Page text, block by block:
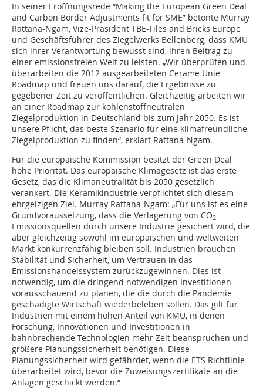
In seiner Eröffnungsrede “Making the European Green Deal
and Carbon Border Adjustments fit for SME” betonte Murray
Rattana-Ngam, Vize-Präsident TBE-Tiles and Bricks Europe
und Geschäftsführer des Ziegelwerks Bellenberg, dass KMU
sich ihrer Verantwortung bewusst sind, ihren Beitrag zu
einer emissionsfreien Welt zu leisten. „Wir überprüfen und
überarbeiten die 2012 ausgearbeiteten Cerame Unie
Roadmap und freuen uns darauf, die Ergebnisse zu
gegebener Zeit zu veröffentlichen. Gleichzeitig arbeiten wir
an einer Roadmap zur kohlenstoffneutralen
Ziegelproduktion in Deutschland bis zum Jahr 2050. Es ist
unsere Pflicht, das beste Szenario für eine klimafreundliche
Ziegelproduktion zu finden“, erklärt Rattana-Ngam.
Für die europäische Kommission besitzt der Green Deal
hohe Priorität. Das europäische Klimagesetz ist das erste
Gesetz, das die Klimaneutralität bis 2050 gesetzlich
verankert. Die Keramikindustrie verpflichtet sich diesem
ehrgeizigen Ziel. Murray Rattana-Ngam: „Für uns ist es eine
Grundvoraussetzung, dass die Verlagerung von CO2
Emissionsquellen durch unsere Industrie gesichert wird, die
aber gleichzeitig sowohl im europäischen und weltweiten
Markt konkurrenzfähig bleiben soll. Industrien brauchen
Stabilität und Sicherheit, um Vertrauen in das
Emissionshandelssystem zurückzugewinnen. Dies ist
notwendig, um die dringend notwendigen Investitionen
vorausschauend zu planen, die die durch die Pandemie
geschädigte Wirtschaft wiederbeleben sollen. Das gilt für
Industrien mit einem hohen Anteil von KMU, in denen
Forschung, Innovationen und Investitionen in
bahnbrechende Technologien mehr Zeit beanspruchen und
größere Planungssicherheit benötigen. Diese
Planungssicherheit wird gefährdet, wenn die ETS Richtlinie
überarbeitet wird, bevor die Zuweisungszertifikate an die
Anlagen geschickt werden.“